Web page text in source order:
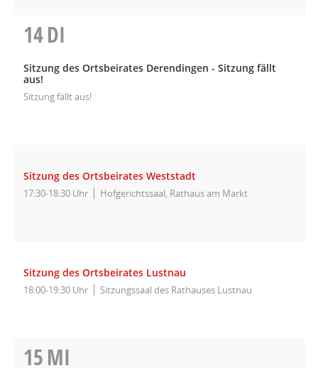
14DI
Sitzung des Ortsbeirates Derendingen - Sitzung fällt
aus!
Sitzung fällt aus!
Sitzung des Ortsbeirates Weststadt
17:30-18:30 Uhr Hofgerichtssaal, Rathaus am Markt
Sitzung des Ortsbeirates Lustnau
18:00-19:30 Uhr Sitzungssaal des Rathauses Lustnau
15MI